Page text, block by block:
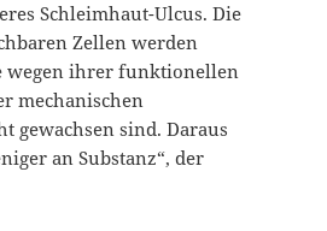
Schleimhaut-Ulcus. Die
Zellen werden
wegen ihrer funktionellen
mechanischen
gewachsen sind. Daraus
an Substanz“, der